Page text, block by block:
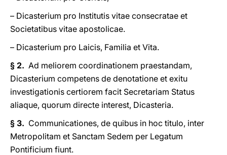
– Dicasterium pro Institutis vitae consecratae et
Societatibus vitae apostolicae.
– Dicasterium pro Laicis, Familia et Vita.
§ 2. Ad meliorem coordinationem praestandam,
Dicasterium competens de denotatione et exitu
investigationis certiorem facit Secretariam Status
aliaque, quorum directe interest, Dicasteria.
§ 3. Communicationes, de quibus in hoc titulo, inter
Metropolitam et Sanctam Sedem per Legatum
Pontificium fiunt.